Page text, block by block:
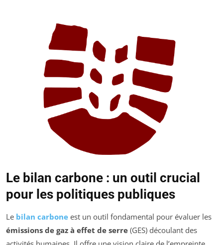
Le bilan carbone : un outil crucial
pour les politiques publiques
Le bilan carbone est un outil fondamental pour évaluer les
émissions de gaz à effet de serre (GES) découlant des